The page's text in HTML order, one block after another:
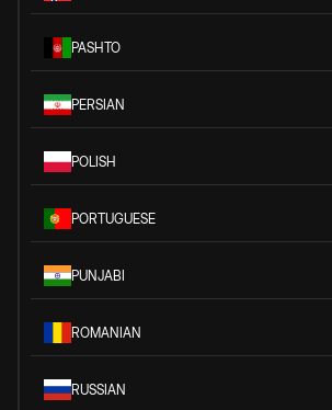
PASHTO
PERSIAN
POLISH
PORTUGUESE
PUNJABI
ROMANIAN
RUSSIAN